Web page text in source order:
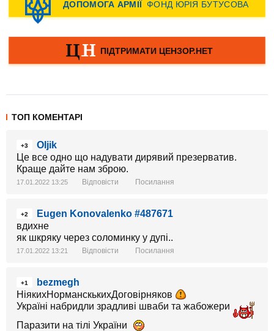
ТОП КОМЕНТАРІ
+3
Oljik
Це все одно що надувати дирявий презерватив.
Краще дайте нам зброю.
17.01.2022 13:25 Відповісти Посилання
+2
Eugen Konovalenko #487671
вдихне
як шкряку через соломинку у дупі..
17.01.2022 13:21 Відповісти Посилання
+1
bezmegh
НіякихНорманскькихДоговірняков
Україні набридли зрадливі шваби та жабожери
Паразити на тілі України